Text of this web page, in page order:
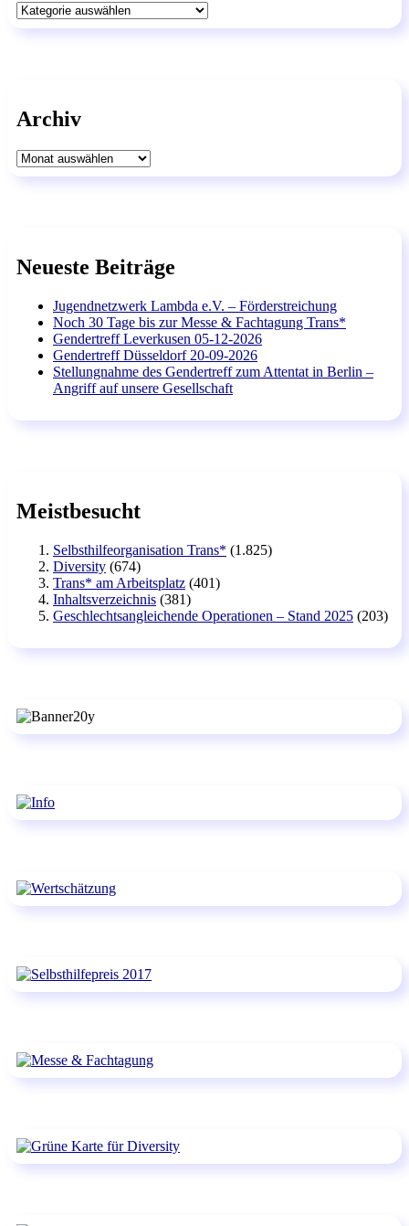
Kategorien
Archiv
Archiv
Neueste Beiträge
Jugendnetzwerk Lambda e.V. – Förderstreichung
Noch 30 Tage bis zur Messe & Fachtagung Trans*
Gendertreff Leverkusen 05-12-2026
Gendertreff Düsseldorf 20-09-2026
Stellungnahme des Gendertreff zum Attentat in Berlin –
Angriff auf unsere Gesellschaft
Meistbesucht
Selbsthilfeorganisation Trans* (1.825)
Diversity (674)
Trans* am Arbeitsplatz (401)
Inhaltsverzeichnis (381)
Geschlechtsangleichende Operationen – Stand 2025 (203)